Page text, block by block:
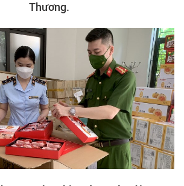
Thương.